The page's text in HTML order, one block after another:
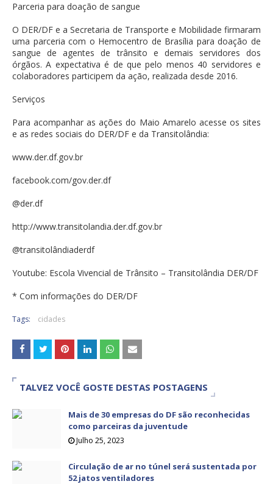
Parceria para doação de sangue
O DER/DF e a Secretaria de Transporte e Mobilidade firmaram
uma parceria com o Hemocentro de Brasília para doação de
sangue de agentes de trânsito e demais servidores dos
órgãos. A expectativa é de que pelo menos 40 servidores e
colaboradores participem da ação, realizada desde 2016.
Serviços
Para acompanhar as ações do Maio Amarelo acesse os sites
e as redes sociais do DER/DF e da Transitolândia:
www.der.df.gov.br
facebook.com/gov.der.df
@der.df
http://www.transitolandia.der.df.gov.br
@transitolândiaderdf
Youtube: Escola Vivencial de Trânsito – Transitolândia DER/DF
* Com informações do DER/DF
Tags: cidades
TALVEZ VOCÊ GOSTE DESTAS POSTAGENS
Mais de 30 empresas do DF são reconhecidas
como parceiras da juventude
Julho 25, 2023
Circulação de ar no túnel será sustentada por
52 jatos ventiladores